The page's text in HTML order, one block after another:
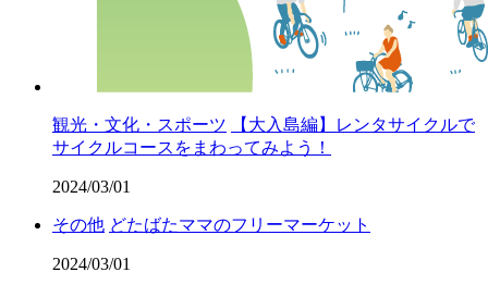
観光・文化・スポーツ
【大入島編】レンタサイクルで
サイクルコースをまわってみよう！
2024/03/01
その他 どたばたママのフリーマーケット
2024/03/01